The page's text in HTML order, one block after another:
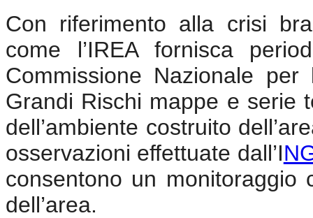
Con riferimento alla crisi
come l’IREA fornisca
Commissione Nazionale
Grandi Rischi mappe e serie
dell’ambiente costruito
osservazioni effettuate dall’I
consentono un
dell’area.